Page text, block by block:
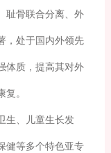
耻骨联合分离、外
，处于国内外领先
体质，提高其对外
。
、儿童生长发
健等多个特色亚专